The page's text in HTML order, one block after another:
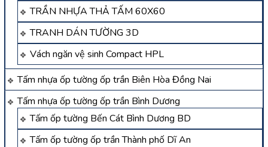
TRẦN NHỰA THẢ TẤM 60X60
TRANH DÁN TƯỜNG 3D
Vách ngăn vệ sinh Compact HPL
Tấm nhựa ốp tường ốp trần Biên Hòa Đồng Nai
Tấm nhựa ốp tường ốp trần Bình Dương
Tấm ốp tường Bến Cát Bình Dương BD
Tấm ốp tường ốp trần Thành phố Dĩ An